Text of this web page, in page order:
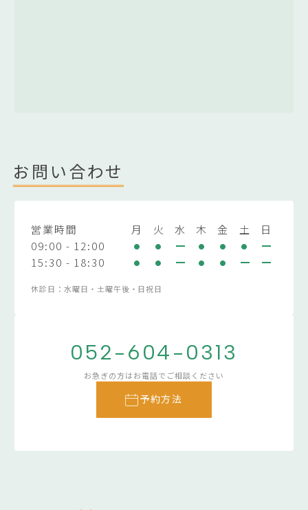
お問い合わせ
営業時間 月 火 水 木 金 土
日
09:00 - 12:00
15:30 - 18:30
休診日：水曜日・土曜午後・日祝日
052-604-0313
お急ぎの方はお電話でご相談ください
予約方法